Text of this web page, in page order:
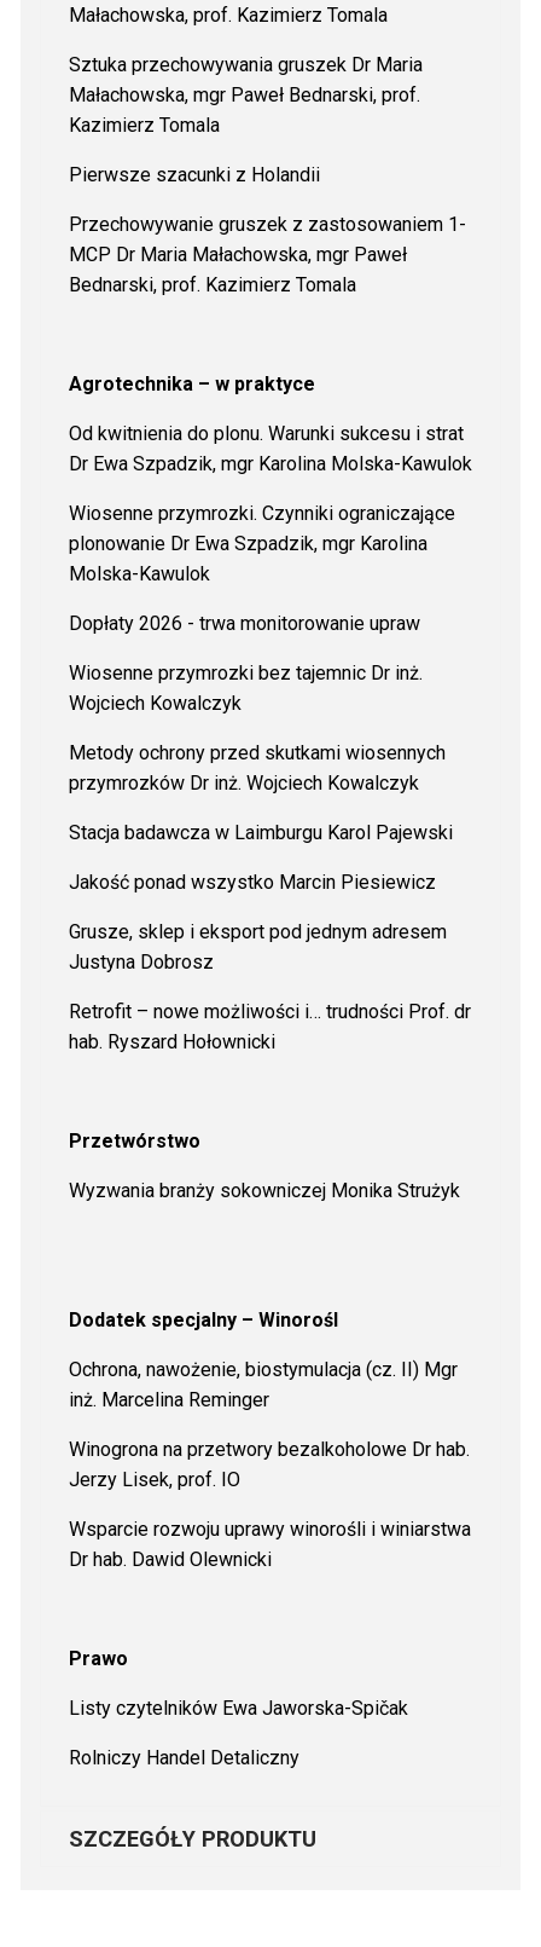
Małachowska, prof. Kazimierz Tomala
Sztuka przechowywania gruszek Dr Maria
Małachowska, mgr Paweł Bednarski, prof.
Kazimierz Tomala
Pierwsze szacunki z Holandii
Przechowywanie gruszek z zastosowaniem 1-
MCP Dr Maria Małachowska, mgr Paweł
Bednarski, prof. Kazimierz Tomala
Agrotechnika – w praktyce
Od kwitnienia do plonu. Warunki sukcesu i strat
Dr Ewa Szpadzik, mgr Karolina Molska-Kawulok
Wiosenne przymrozki. Czynniki ograniczające
plonowanie Dr Ewa Szpadzik, mgr Karolina
Molska-Kawulok
Dopłaty 2026 - trwa monitorowanie upraw
Wiosenne przymrozki bez tajemnic Dr inż.
Wojciech Kowalczyk
Metody ochrony przed skutkami wiosennych
przymrozków Dr inż. Wojciech Kowalczyk
Stacja badawcza w Laimburgu Karol Pajewski
Jakość ponad wszystko Marcin Piesiewicz
Grusze, sklep i eksport pod jednym adresem
Justyna Dobrosz
Retrofit – nowe możliwości i… trudności Prof. dr
hab. Ryszard Hołownicki
Przetwórstwo
Wyzwania branży sokowniczej Monika Strużyk
Dodatek specjalny – Winorośl
Ochrona, nawożenie, biostymulacja (cz. II) Mgr
inż. Marcelina Reminger
Winogrona na przetwory bezalkoholowe Dr hab.
Jerzy Lisek, prof. IO
Wsparcie rozwoju uprawy winorośli i winiarstwa
Dr hab. Dawid Olewnicki
Prawo
Listy czytelników Ewa Jaworska-Spičak
Rolniczy Handel Detaliczny
SZCZEGÓŁY PRODUKTU